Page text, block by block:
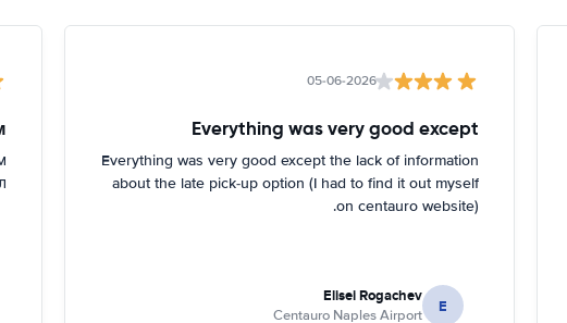
05-06-2026
Everything was very good except
Everything was very good except the lack of information
about the late pick-up option (I had to find it out myself
on centauro website).
E
Elisei Rogachev
Centauro Naples Airport